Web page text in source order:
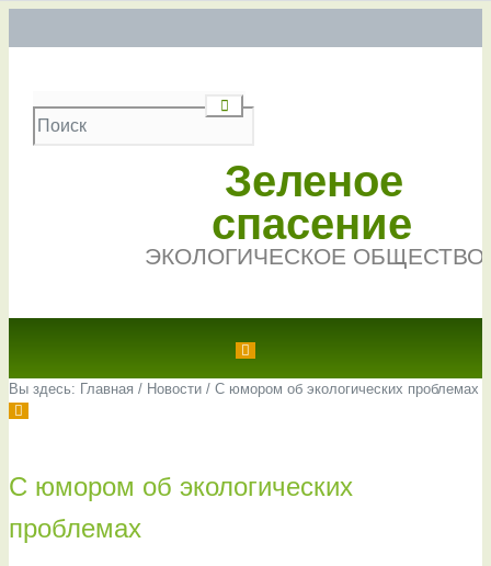
Зеленое
спасение
ЭКОЛОГИЧЕСКОЕ ОБЩЕСТВО
Вы здесь: Главная / Новости / С юмором об экологических проблемах
С юмором об экологических
проблемах